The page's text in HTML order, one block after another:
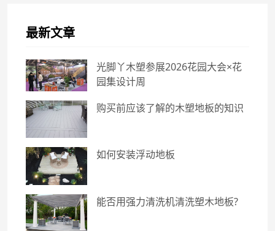
最新文章
光脚丫木塑参展2026花园大会×花
园集设计周
购买前应该了解的木塑地板的知识
如何安装浮动地板
能否用强力清洗机清洗塑木地板?